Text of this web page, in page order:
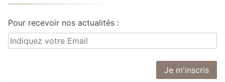
Pour recevoir nos actualités :